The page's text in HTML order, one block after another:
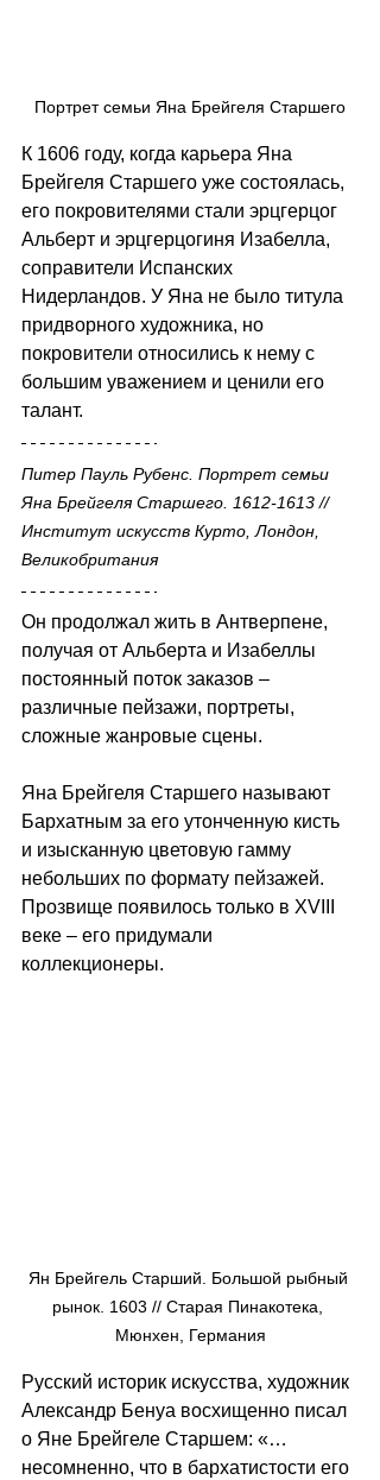
Портрет семьи Яна Брейгеля Старшего
К 1606 году, когда карьера Яна
Брейгеля Старшего уже состоялась,
его покровителями стали эрцгерцог
Альберт и эрцгерцогиня Изабелла,
соправители Испанских
Нидерландов. У Яна не было титула
придворного художника, но
покровители относились к нему с
большим уважением и ценили его
талант.
Питер Пауль Рубенс. Портрет семьи
Яна Брейгеля Старшего. 1612-1613 //
Институт искусств Курто, Лондон,
Великобритания
Он продолжал жить в Антверпене,
получая от Альберта и Изабеллы
постоянный поток заказов –
различные пейзажи, портреты,
сложные жанровые сцены.
Яна Брейгеля Старшего называют
Бархатным за его утонченную кисть
и изысканную цветовую гамму
небольших по формату пейзажей.
Прозвище появилось только в XVIII
веке – его придумали
коллекционеры.
Ян Брейгель Старший. Большой рыбный
рынок. 1603 // Старая Пинакотека,
Мюнхен, Германия
Русский историк искусства, художник
Александр Бенуа восхищенно писал
о Яне Брейгеле Старшем: «…
несомненно, что в бархатистости его